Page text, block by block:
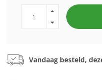
Vandaag besteld,